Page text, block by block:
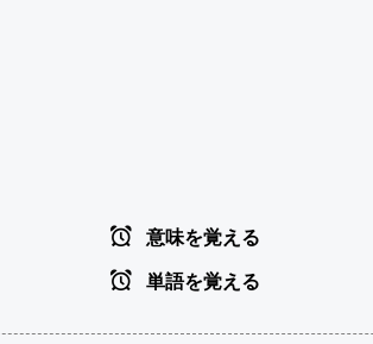
意味を覚える
単語を覚える